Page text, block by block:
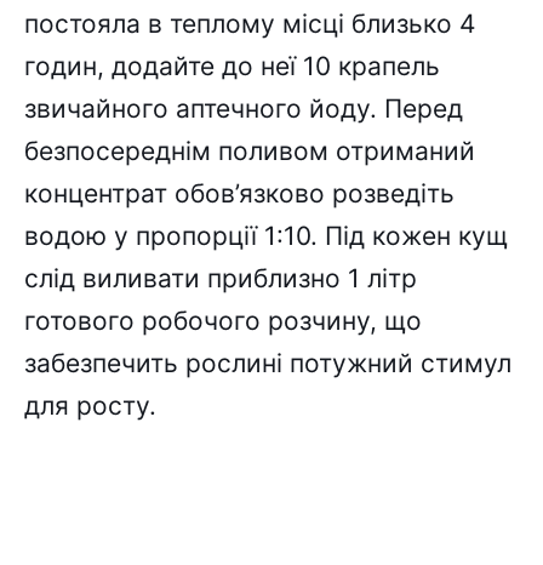
постояла в теплому місці близько 4
годин, додайте до неї 10 крапель
звичайного аптечного йоду. Перед
безпосереднім поливом отриманий
концентрат обов’язково розведіть
водою у пропорції 1:10. Під кожен кущ
слід виливати приблизно 1 літр
готового робочого розчину, що
забезпечить рослині потужний стимул
для росту.